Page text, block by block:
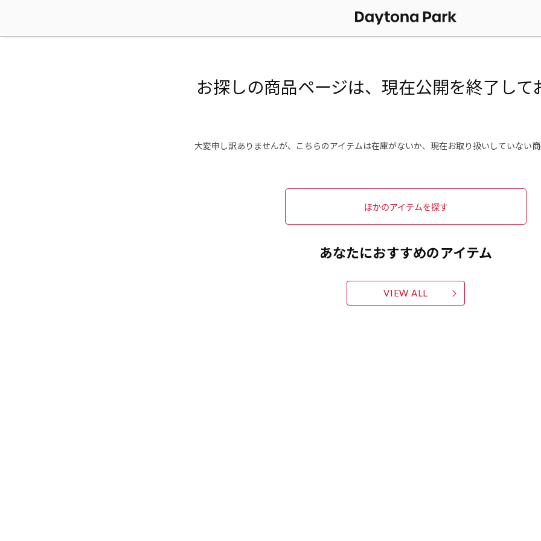
お探しの商品ページは、現在公開を終了して
大変申し訳ありませんが、こちらのアイテムは在庫がないか、現在お取り扱いしていない商
ほかのアイテムを探す
あなたにおすすめのアイテム
VIEW ALL